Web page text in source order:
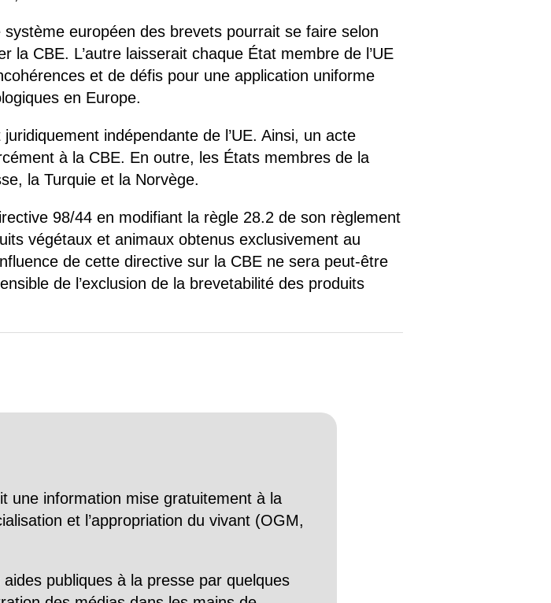
système européen des brevets pourrait se faire selon
CBE. L’autre laisserait chaque État membre de l’UE
et de défis pour une application uniforme
en Europe.
indépendante de l’UE. Ainsi, un acte
à la CBE. En outre, les États membres de la
la Turquie et la Norvège.
98/44 en modifiant la règle 28.2 de son règlement
végétaux et animaux obtenus exclusivement au
de cette directive sur la CBE ne sera peut-être
de l’exclusion de la brevetabilité des produits
une information mise gratuitement à la
et l’appropriation du vivant (OGM,
aides publiques à la presse par quelques